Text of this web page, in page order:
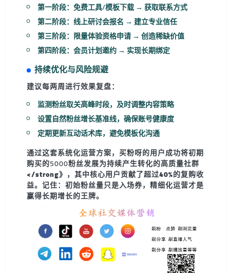
第一阶段：免费工具/模板下载 → 获取联系方式
第二阶段：线上研讨会报名 → 建立专业信任
第三阶段：限量体验资格申请 → 创造稀缺价值
第四阶段：会员计划邀约 → 实现长期绑定
持续优化与风险规避
建议每两周进行效果复盘：
监测粉丝取关高峰时段，及时调整内容策略
设置自然粉丝增长基准线，确保账号健康度
定期更新互动话术库，避免模板化沟通
通过这套系统化运营方案， 买粉呀的用户成功将初期
购买的5000粉丝发展为持续产生转化的高质量社群
</strong》，其中核心用户贡献了超过40%的复购收
益。记住：初始粉丝量只是入场券，精细化运营才是
赢得长期增长的王牌。